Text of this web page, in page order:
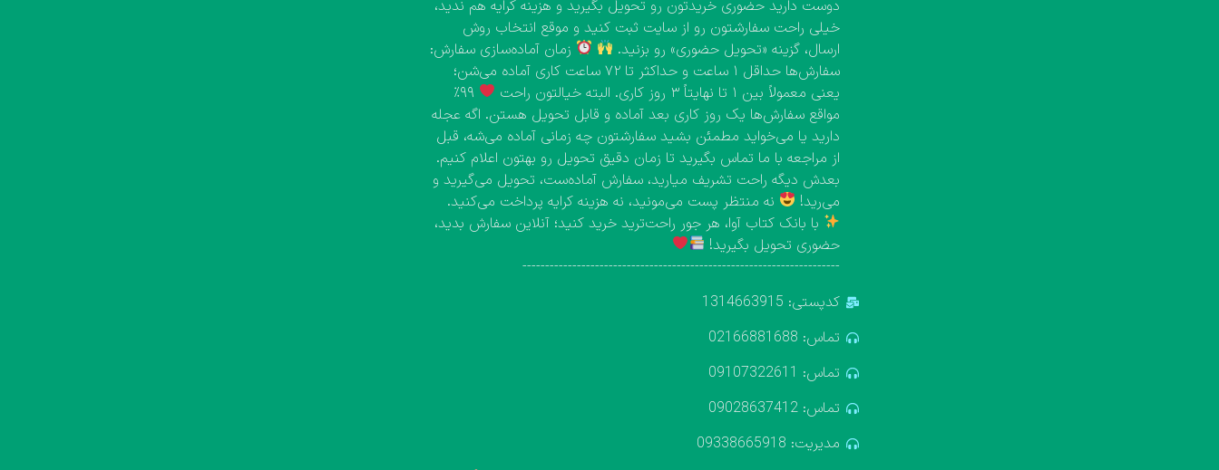
دوست دارید حضوری خریدتون رو تحویل بگیرید و هزینه کرایه هم ندید،
خیلی راحت سفارشتون رو از سایت ثبت کنید و موقع انتخاب روش
ارسال، گزینه «تحویل حضوری» رو بزنید.
زمان آماده‌سازی سفارش:
سفارش‌ها حداقل ۱ ساعت و حداکثر تا ۷۲ ساعت کاری آماده می‌شن؛
یعنی معمولاً بین ۱ تا نهایتاً ۳ روز کاری. البته خیالتون راحت
۹۹٪
مواقع سفارش‌ها یک روز کاری بعد آماده و قابل تحویل هستن. اگه عجله
دارید یا می‌خواید مطمئن بشید سفارشتون چه زمانی آماده می‌شه، قبل
از مراجعه با ما تماس بگیرید تا زمان دقیق تحویل رو بهتون اعلام کنیم.
بعدش دیگه راحت تشریف میارید، سفارش آماده‌ست، تحویل می‌گیرید و
می‌رید!
نه منتظر پست می‌مونید، نه هزینه کرایه پرداخت می‌کنید.
با بانک کتاب آوا، هر جور راحت‌ترید خرید کنید؛ آنلاین سفارش بدید،
حضوری تحویل بگیرید!
----------------------------------------------------------------------
کدپستی: 1314663915
تماس: 02166881688
تماس: 09107322611
تماس: 09028637412
مدیریت: 09338665918